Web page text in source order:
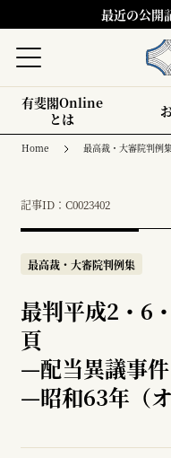
最近の公開
有斐閣Online
とは
Home 最高裁・大審院判例
記事ID：C0023402
最高裁・大審院判例集
最判平成2・6
頁
—配当異議事件
—昭和63年（